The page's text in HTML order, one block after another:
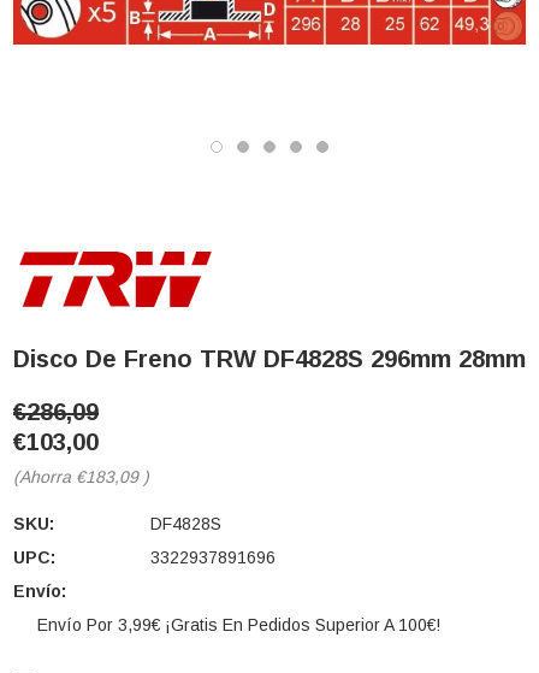
Disco De Freno TRW DF4828S 296mm 28mm
€286,09
€103,00
(Ahorra €183,09 )
SKU:
DF4828S
UPC:
3322937891696
Envío:
Envío Por 3,99€ ¡Gratis En Pedidos Superior A 100€!